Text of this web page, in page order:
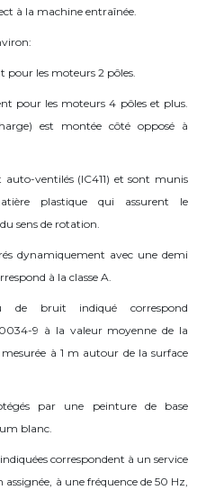
à la machine entraînée.
les moteurs 2 pôles.
pour les moteurs 4 pôles et plus.
est montée côté opposé à
auto-ventilés (IC411) et sont munis
plastique qui assurent le
sens de rotation.
dynamiquement avec une demi
à la classe A.
de bruit indiqué correspond
9 à la valeur moyenne de la
à 1 m autour de la surface
par une peinture de base
blanc.
indiquées correspondent à un service
à une fréquence de 50 Hz,